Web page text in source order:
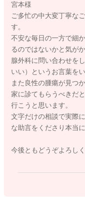
こりの縮小がみられな
なったほうがよいかと
ご心配なさっている乳
授乳をきっかけに発見
今回の場合がどのケー
たこれ以上詳しいこと
お伝えすることが難し
授乳の終了は待たずに
り、お電話なさってみ
が安心かと思います。
よかったら参考になさ
宮本様
ご多忙の中大変丁寧な
す。
不安な毎日の一方で細
るのではないかと気が
腺外科に問い合わせを
いい）というお言葉を
また良性の腫瘍が見つ
家に診てもらうべきだ
行こうと思います。
文字だけの相談で実際
な助言をくださり本当
今後ともどうぞよろし